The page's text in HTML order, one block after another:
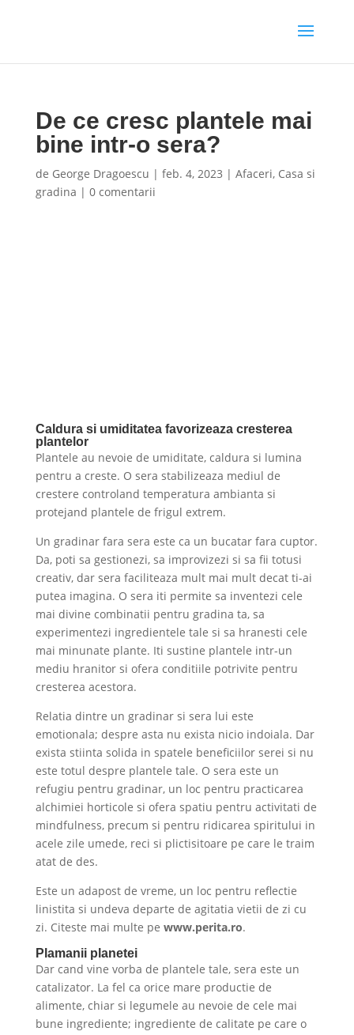
De ce cresc plantele mai
bine intr-o sera?
de George Dragoescu | feb. 4, 2023 | Afaceri, Casa si
gradina | 0 comentarii
Caldura si umiditatea favorizeaza cresterea
plantelor
Plantele au nevoie de umiditate, caldura si lumina
pentru a creste. O sera stabilizeaza mediul de
crestere controland temperatura ambianta si
protejand plantele de frigul extrem.
Un gradinar fara sera este ca un bucatar fara cuptor.
Da, poti sa gestionezi, sa improvizezi si sa fii totusi
creativ, dar sera faciliteaza mult mai mult decat ti-ai
putea imagina. O sera iti permite sa inventezi cele
mai divine combinatii pentru gradina ta, sa
experimentezi ingredientele tale si sa hranesti cele
mai minunate plante. Iti sustine plantele intr-un
mediu hranitor si ofera conditiile potrivite pentru
cresterea acestora.
Relatia dintre un gradinar si sera lui este
emotionala; despre asta nu exista nicio indoiala. Dar
exista stiinta solida in spatele beneficiilor serei si nu
este totul despre plantele tale. O sera este un
refugiu pentru gradinar, un loc pentru practicarea
alchimiei horticole si ofera spatiu pentru activitati de
mindfulness, precum si pentru ridicarea spiritului in
acele zile umede, reci si plictisitoare pe care le traim
atat de des.
Este un adapost de vreme, un loc pentru reflectie
linistita si undeva departe de agitatia vietii de zi cu
zi. Citeste mai multe pe www.perita.ro.
Plamanii planetei
Dar cand vine vorba de plantele tale, sera este un
catalizator. La fel ca orice mare productie de
alimente, chiar si legumele au nevoie de cele mai
bune ingrediente; ingrediente de calitate pe care o